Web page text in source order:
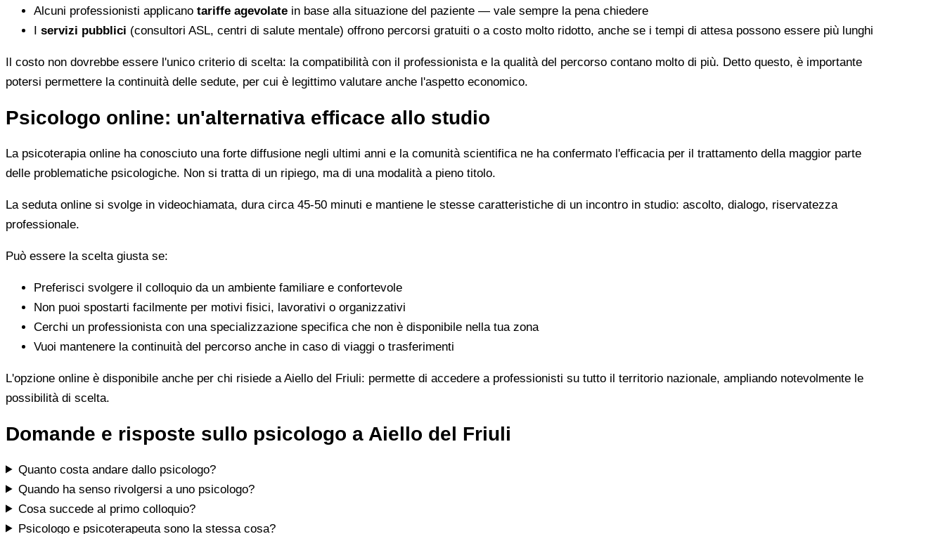
Alcuni professionisti applicano tariffe agevolate in base alla situazione del paziente — vale sempre la pena chiedere
I servizi pubblici (consultori ASL, centri di salute mentale) offrono percorsi gratuiti o a costo molto ridotto, anche se i tempi di attesa possono essere più lunghi
Il costo non dovrebbe essere l'unico criterio di scelta: la compatibilità con il professionista e la qualità del percorso contano molto di più. Detto questo, è importante
potersi permettere la continuità delle sedute, per cui è legittimo valutare anche l'aspetto economico.
Psicologo online: un'alternativa efficace allo studio
La psicoterapia online ha conosciuto una forte diffusione negli ultimi anni e la comunità scientifica ne ha confermato l'efficacia per il trattamento della maggior parte
delle problematiche psicologiche. Non si tratta di un ripiego, ma di una modalità a pieno titolo.
La seduta online si svolge in videochiamata, dura circa 45-50 minuti e mantiene le stesse caratteristiche di un incontro in studio: ascolto, dialogo, riservatezza
professionale.
Può essere la scelta giusta se:
Preferisci svolgere il colloquio da un ambiente familiare e confortevole
Non puoi spostarti facilmente per motivi fisici, lavorativi o organizzativi
Cerchi un professionista con una specializzazione specifica che non è disponibile nella tua zona
Vuoi mantenere la continuità del percorso anche in caso di viaggi o trasferimenti
L'opzione online è disponibile anche per chi risiede a Aiello del Friuli: permette di accedere a professionisti su tutto il territorio nazionale, ampliando notevolmente le
possibilità di scelta.
Domande e risposte sullo psicologo a Aiello del Friuli
Quanto costa andare dallo psicologo?
Quando ha senso rivolgersi a uno psicologo?
Cosa succede al primo colloquio?
Psicologo e psicoterapeuta sono la stessa cosa?